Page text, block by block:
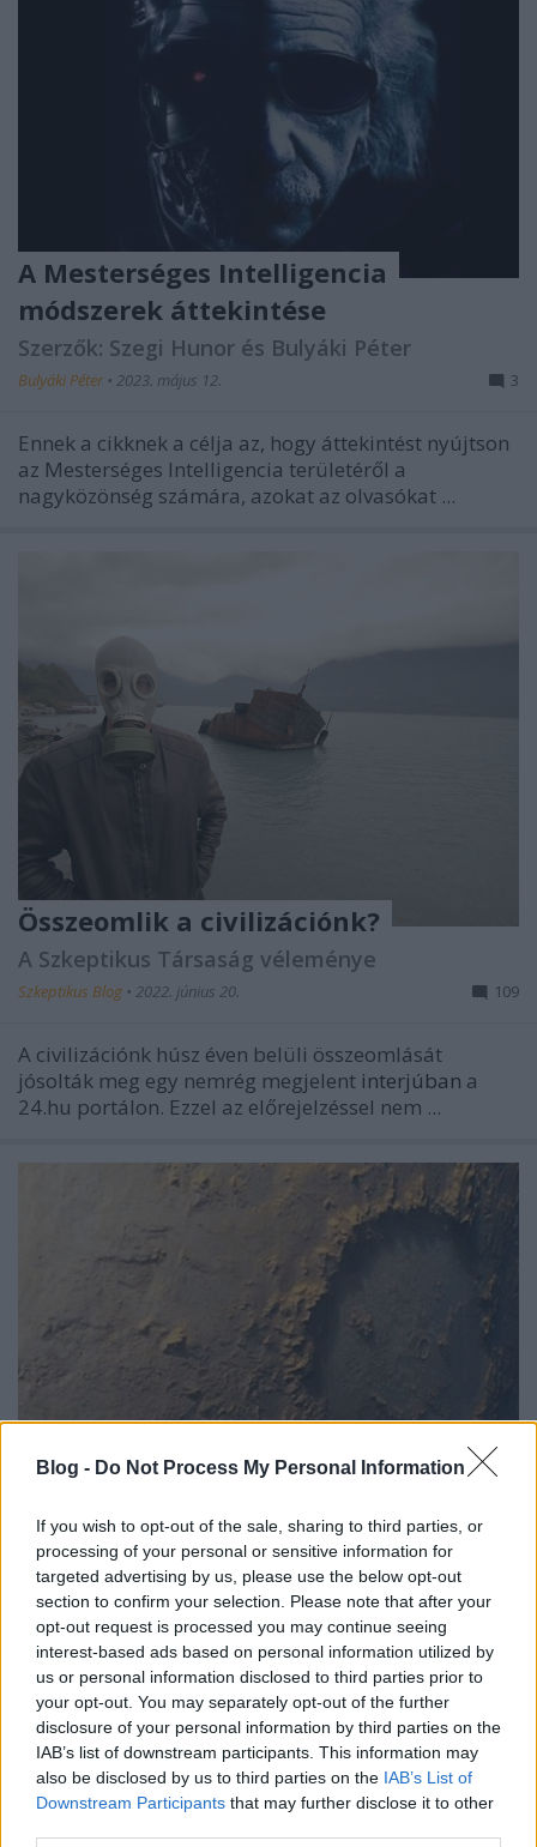
Blog - Do Not Process My Personal Information
If you wish to opt-out of the sale, sharing to third parties, or
processing of your personal or sensitive information for
targeted advertising by us, please use the below opt-out
section to confirm your selection. Please note that after your
opt-out request is processed you may continue seeing
interest-based ads based on personal information utilized by
us or personal information disclosed to third parties prior to
your opt-out. You may separately opt-out of the further
disclosure of your personal information by third parties on the
IAB’s list of downstream participants. This information may
also be disclosed by us to third parties on the IAB’s List of
Downstream Participants that may further disclose it to other
A Mesterséges Intelligencia
módszerek áttekintése
Szerzők: Szegi Hunor és Bulyáki Péter
Bulyáki Péter • 2023. május 12. 3
Ennek a cikknek a célja az, hogy áttekintést nyújtson
az Mesterséges Intelligencia területéről a
nagyközönség számára, azokat az olvasókat ...
Összeomlik a civilizációnk?
A Szkeptikus Társaság véleménye
Szkeptikus Blog • 2022. június 20. 109
A civilizációnk húsz éven belüli összeomlását
jósolták meg egy nemrég megjelent interjúban a
24.hu portálon. Ezzel az előrejelzéssel nem ...
A Mars és hozzá kapcsolódó tévhitek
Szkeptikus Blog•2021. február 17.
Egy emberi arc, egy combcsont, egy pisztoly, néhány
rabszolga, és sok más egyéb, amit eddig látni véltek
a Marson, de valójában nincsenek ott. A ...